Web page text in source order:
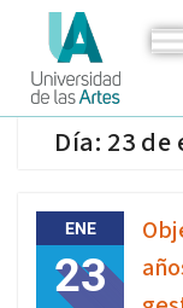
Día: 23 de
ENE
23